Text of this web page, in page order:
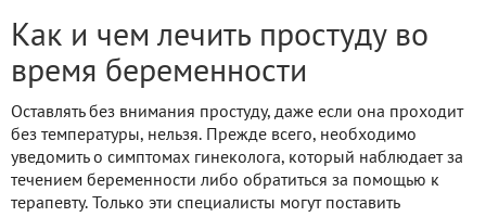
Как и чем лечить простуду во
время беременности
Оставлять без внимания простуду, даже если она проходит
без температуры, нельзя. Прежде всего, необходимо
уведомить о симптомах гинеколога, который наблюдает за
течением беременности либо обратиться за помощью к
терапевту. Только эти специалисты могут поставить